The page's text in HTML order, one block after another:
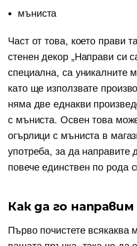
мъниста
Част от това, което прави
стенен декор „Направи си
специална, са уникалните
като ще използвате
няма две еднакви
с мъниста. Освен това
огърлици с мъниста в
употреба, за да направите
повечеединствен по рода
Как да го направим
Първо почистете всякаква